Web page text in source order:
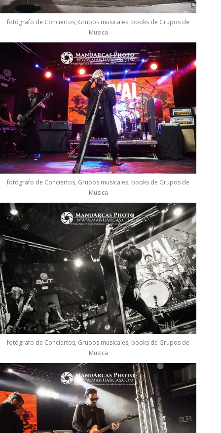
fotógrafo de Conciertos, Grupos musicales, books de Grupos de
Musica
fotógrafo de Conciertos, Grupos musicales, books de Grupos de
Musica
fotógrafo de Conciertos, Grupos musicales, books de Grupos de
Musica